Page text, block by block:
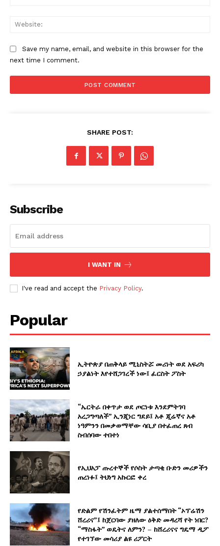
Save my name, email, and website in this browser for the
next time I comment.
SHARE POST:
Subscribe
I WANT IN
I've read and accept the Privacy Policy.
Popular
ኢትዮጵያ በጠቅላይ ሚኒስትሯ መሪነት ወደ አፍሪካ
ኃያልነት እየተሸጋገረች ነው፤ ፈርስት ፖስት
“ኤርትራ በቀጥታ ወደ ጦርነቱ እንደምትገባ
አረጋግጣለች” ኢንጂነር ግደይ፤ አቶ ጂሬኛና አቶ
ነዓምንን በመቃወማቸው ሳቢያ በተፈጠረ ጸብ
ስብሰባው ተበተነ
የኢህአፓ ጡረተኞች የሶስት ታጣቂ ቡድን መሪዎችን
ጠረነፉ፤ ትህነግ አኩርፎ ቀረ
የድልም የሽንፈትም ዜማ ያልተሰማበት “ኦፕሬሽን
ሸረሪና”፤ ከጀርባው ያዘለው ዕቅድ መዳረሻ የት ነበር?
“ማስፋት” ወዴትና ለምን? – ከሸረሪናና ግዴማ ዲፖ
የተገኘው መሳሪያ ልዩ ሪፖርት